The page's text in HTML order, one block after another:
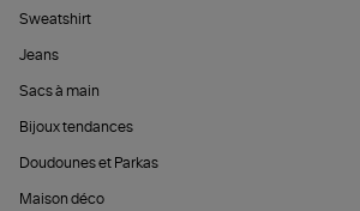
Sweatshirt
Jeans
Sacs à main
Bijoux tendances
Doudounes et Parkas
Maison déco